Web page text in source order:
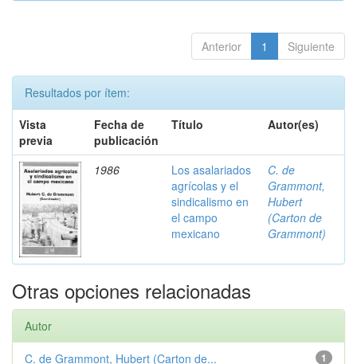
Anterior 1 Siguiente
Resultados por ítem:
Vista
previa
Fecha de
publicación
Título Autor(es)
1986
Los asalariados
agrícolas y el
sindicalismo en
el campo
mexicano
C. de
Grammont,
Hubert
(Carton de
Grammont)
Otras opciones relacionadas
Autor
1
C. de Grammont, Hubert (Carton de...